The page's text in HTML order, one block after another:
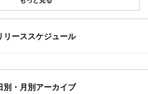
リーススケジュール
別・月別アーカイブ